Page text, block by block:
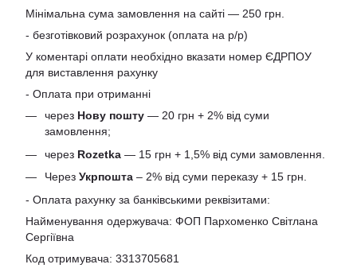
Мінімальна сума замовлення на сайті — 250 грн.
- безготівковий розрахунок (оплата на р/р)
У коментарі оплати необхідно вказати номер ЄДРПОУ
для виставлення рахунку
- Оплата при отриманні
через Нову пошту — 20 грн + 2% від суми
замовлення;
через Rozetka — 15 грн + 1,5% від суми замовлення.
Через Укрпошта – 2% від суми переказу + 15 грн.
- Оплата рахунку за банківськими реквізитами:
Найменування одержувача: ФОП Пархоменко Світлана
Сергіївна
Код отримувача: 3313705681